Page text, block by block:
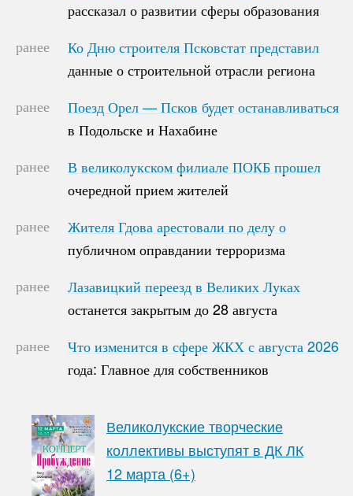
Великолукские творческие
коллективы выступят в ДК ЛК
12 марта (6+)
рассказал о развитии сферы образования
рассказал о развитии сферы образования
ранее
Ко Дню строителя Псковстат представил
данные о строительной отрасли региона
Ко Дню строителя Псковстат представил
данные о строительной отрасли региона
ранее
Поезд Орел — Псков будет останавливаться
в Подольске и Нахабине
Поезд Орел — Псков будет останавливаться
в Подольске и Нахабине
ранее
В великолукском филиале ПОКБ прошел
очередной прием жителей
В великолукском филиале ПОКБ прошел
очередной прием жителей
ранее
Жителя Гдова арестовали по делу о
публичном оправдании терроризма
Жителя Гдова арестовали по делу о
публичном оправдании терроризма
ранее
Лазавицкий переезд в Великих Луках
останется закрытым до 28 августа
Лазавицкий переезд в Великих Луках
останется закрытым до 28 августа
ранее
Что изменится в сфере ЖКХ с августа 2026
года: Главное для собственников
Что изменится в сфере ЖКХ с августа 2026
года: Главное для собственников